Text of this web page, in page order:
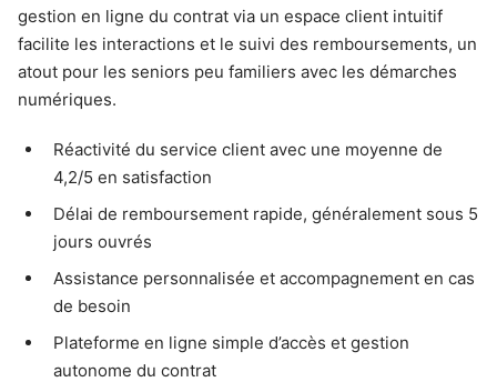
gestion en ligne du contrat via un espace client intuitif
facilite les interactions et le suivi des remboursements, un
atout pour les seniors peu familiers avec les démarches
numériques.
Réactivité du service client avec une moyenne de
4,2/5 en satisfaction
Délai de remboursement rapide, généralement sous 5
jours ouvrés
Assistance personnalisée et accompagnement en cas
de besoin
Plateforme en ligne simple d’accès et gestion
autonome du contrat